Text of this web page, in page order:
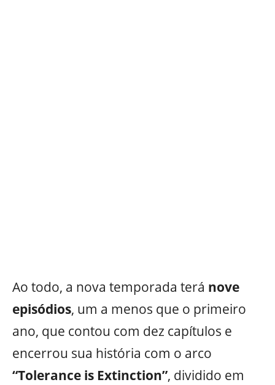
Ao todo, a nova temporada terá nove
episódios, um a menos que o primeiro
ano, que contou com dez capítulos e
encerrou sua história com o arco
“Tolerance is Extinction”, dividido em